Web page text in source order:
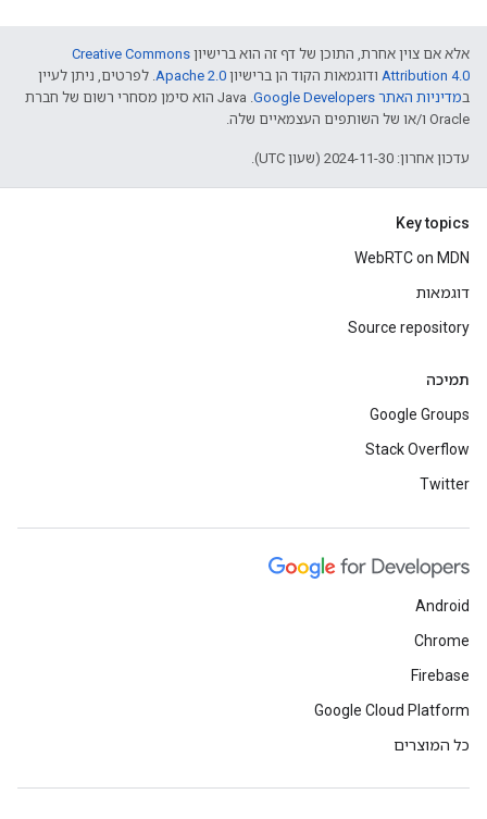
אלא אם צוין אחרת, התוכן של דף זה הוא ברישיון Creative Commons
Attribution 4.0 ודוגמאות הקוד הן ברישיון Apache 2.0. לפרטים, ניתן לעיין
במדיניות האתר Google Developers‏
.‏ Java הוא סימן מסחרי רשום של חברת
Oracle ו/או של השותפים העצמאיים שלה.
עדכון אחרון: 2024-11-30 (שעון UTC).
Key topics
WebRTC on MDN
דוגמאות
Source repository
תמיכה
Google Groups
Stack Overflow
Twitter
Android
Chrome
Firebase
Google Cloud Platform
כל המוצרים